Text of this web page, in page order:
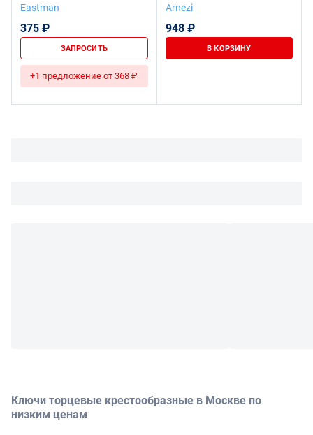
21 мм x 13/16"
Eastman
375 ₽
ЗАПРОСИТЬ
+1 предложение от 368 ₽
17x19x21x1/2"DR, CrV,
R1050101
Arnezi
948 ₽
В КОРЗИНУ
Ключи торцевые крестообразные в Москве по
низким ценам